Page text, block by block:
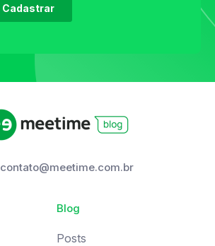
contato@meetime.com.br
Blog
Posts